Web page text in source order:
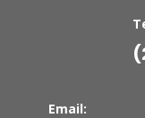
Email: